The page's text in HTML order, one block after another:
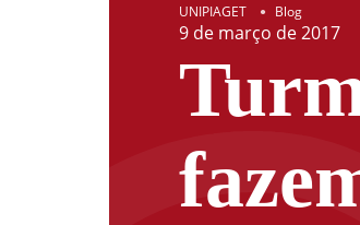
UNIPIAGET ● Blog
9 de março de2017